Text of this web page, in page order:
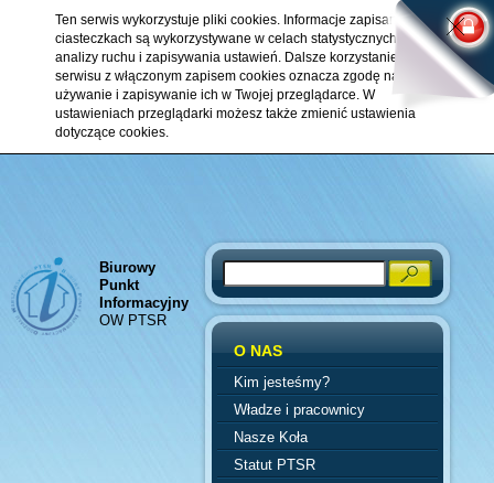
Ten serwis wykorzystuje pliki cookies. Informacje zapisane w
ciasteczkach są wykorzystywane w celach statystycznych,
analizy ruchu i zapisywania ustawień. Dalsze korzystanie z
serwisu z włączonym zapisem cookies oznacza zgodę na ich
używanie i zapisywanie ich w Twojej przeglądarce. W
ustawieniach przeglądarki możesz także zmienić ustawienia
dotyczące cookies.
Biurowy
Punkt
Informacyjny
OW PTSR
Search
O NAS
Kim jesteśmy?
Władze i pracownicy
Nasze Koła
Statut PTSR